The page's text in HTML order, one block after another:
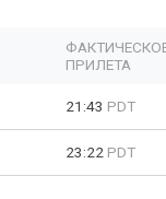
ПРИЛЕТА
21:43 PDT
23:22 PDT